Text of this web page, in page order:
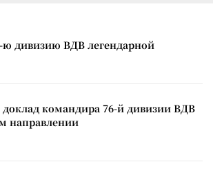
ю дивизию ВДВ легендарной
командира 76-й дивизии ВДВ
направлении